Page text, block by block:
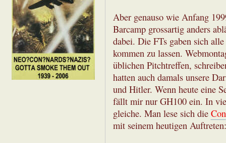
Aber genauso wie Anfang
Barcamp grossartig anders
dabei. Die FTs gaben sich
kommen zu lassen.
üblichen Pitchtreffen,
hatten auch damals unsere
und Hitler. Wenn heute eine
fällt mir nur GH100 ein. In
gleiche. Man lese sich die
mit seinem heutigen